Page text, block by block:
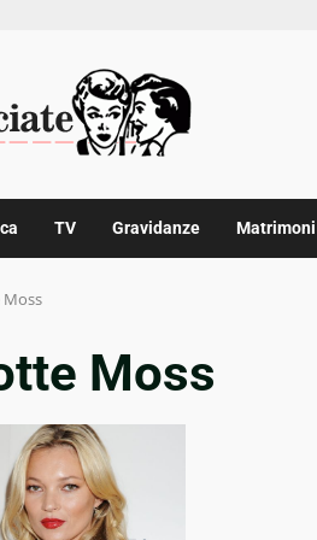
TV Gravidanze Matrimoni
Moss